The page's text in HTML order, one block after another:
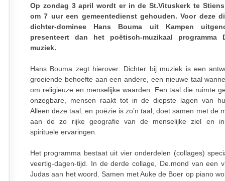
Op zondag 3 april wordt er in de St.Vituskerk te Stiens
om 7 uur een gemeentedienst gehouden. Voor deze
dichter-dominee Hans Bouma uit Kampen
presenteert dan het poëtisch-muzikaal programma
muziek.
Hans Bouma zegt hierover: Dichter bij muziek is een
groeiende behoefte aan een andere, een nieuwe taal
om religieuze en menselijke waarden. Een taal die ruimte
onzegbare, mensen raakt tot in de diepste lagen van
Alleen deze taal, en poëzie is zo’n taal, doet samen met de
aan de zo rijke geografie van de menselijke ziel en
spirituele ervaringen.
Het programma bestaat uit vier onderdelen (collages)
veertig-dagen-tijd. In de derde collage, De.mond van een
Judas aan het woord. Samen met Auke de Boer op piano